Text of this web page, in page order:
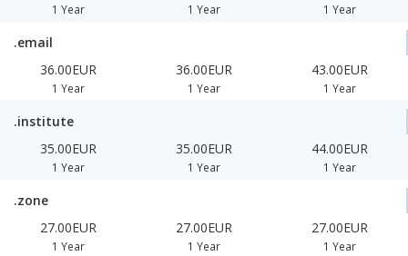
1 Year 1 Year 1 Year
.email
36.00EUR
1 Year
36.00EUR
1 Year
43.00EUR
1 Year
.institute
35.00EUR
1 Year
35.00EUR
1 Year
44.00EUR
1 Year
.zone
27.00EUR
1 Year
27.00EUR
1 Year
27.00EUR
1 Year